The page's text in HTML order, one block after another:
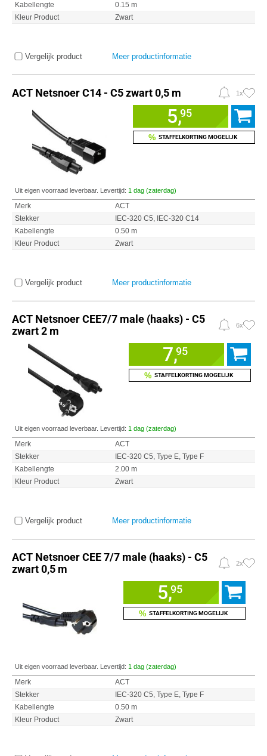
Kabellengte
0.15 m
Kleur Product
Zwart
Vergelijk product Meer productinformatie
ACT Netsnoer C14 - C5 zwart 0,5 m 1x
5,95
% STAFFELKORTING MOGELIJK
Uit eigen voorraad leverbaar. Levertijd: 1 dag (zaterdag)
Merk
ACT
Stekker
IEC-320 C5, IEC-320 C14
Kabellengte
0.50 m
Kleur Product
Zwart
Vergelijk product Meer productinformatie
ACT Netsnoer CEE7/7 male (haaks) - C5
zwart 2 m
6x
7,95
% STAFFELKORTING MOGELIJK
Uit eigen voorraad leverbaar. Levertijd: 1 dag (zaterdag)
Merk
ACT
Stekker
IEC-320 C5, Type E, Type F
Kabellengte
2.00 m
Kleur Product
Zwart
Vergelijk product Meer productinformatie
ACT Netsnoer CEE 7/7 male (haaks) - C5
zwart 0,5 m
2x
5,95
% STAFFELKORTING MOGELIJK
Uit eigen voorraad leverbaar. Levertijd: 1 dag (zaterdag)
Merk
ACT
Stekker
IEC-320 C5, Type E, Type F
Kabellengte
0.50 m
Kleur Product
Zwart